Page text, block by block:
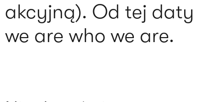
akcyjną). Od tej daty
we are who we are.